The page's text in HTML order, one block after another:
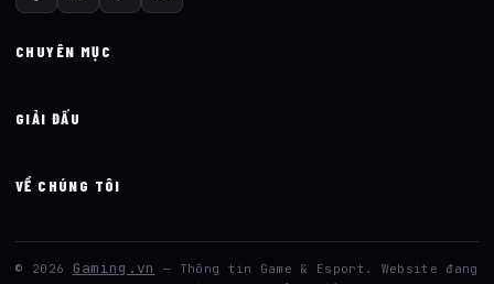
CHUYÊN MỤC
GIẢI ĐẤU
VỀ CHÚNG TÔI
© 2026 Gaming.vn
— Thông tin Game & Esport. Website đang